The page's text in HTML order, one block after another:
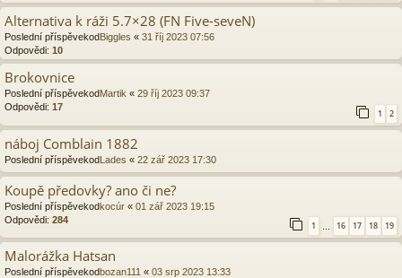
Alternativa k ráži 5.7×28 (FN Five-seveN)
Poslední příspěvekod Biggles « 31 říj 2023 07:56
Odpovědi: 10
Brokovnice
Poslední příspěvekodMartik « 29 říj 2023 09:37
Odpovědi: 17
1 2
náboj Comblain 1882
Poslední příspěvekodLades « 22 zář 2023 17:30
Koupě předovky? ano či ne?
Poslední příspěvekodkocúr « 01 zář 2023 19:15
Odpovědi: 284
1 16 17 18 19
Malorážka Hatsan
Poslední příspěvekodbozan111 « 03 srp 2023 13:33